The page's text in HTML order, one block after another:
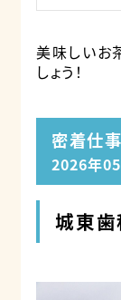
美味しいお
しょう！
密着仕
2026年
城東歯